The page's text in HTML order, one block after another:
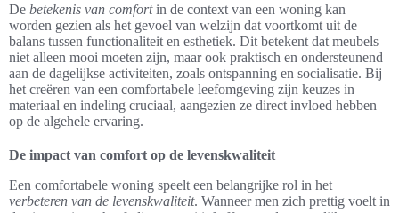
De betekenis van comfortin de context van een woning kan
worden gezien als het gevoel van welzijn dat voortkomt uit de
balans tussen functionaliteit en esthetiek. Dit betekent dat meubels
niet alleen mooi moeten zijn, maar ook praktisch en ondersteunend
aan de dagelijkse activiteiten, zoals ontspanning en socialisatie. Bij
het creëren van een comfortabele leefomgeving zijn keuzes in
materiaal en indeling cruciaal, aangezien ze direct invloed hebben
op de algehele ervaring.
De impact van comfort op de levenskwaliteit
Een comfortabele woning speelt een belangrijke rol in het
verbeteren van de levenskwaliteit. Wanneer men zich prettig voelt in